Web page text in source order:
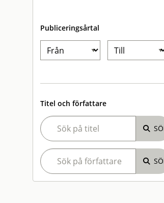
Publiceringsårtal
Titel och författare